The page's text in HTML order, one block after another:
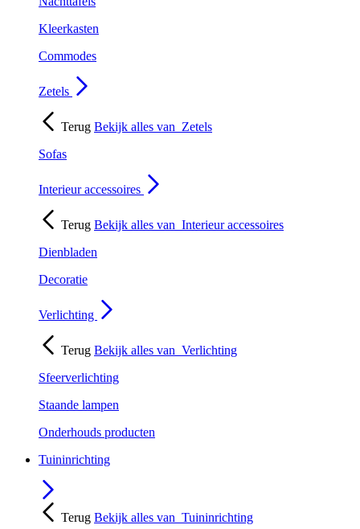
Kleerkasten
Commodes
Zetels
Terug Bekijk alles van Zetels
Sofas
Interieur accessoires
Terug Bekijk alles van Interieur accessoires
Dienbladen
Decoratie
Verlichting
Terug Bekijk alles van Verlichting
Sfeerverlichting
Staande lampen
Onderhouds producten
Tuininrichting
Terug Bekijk alles van Tuininrichting